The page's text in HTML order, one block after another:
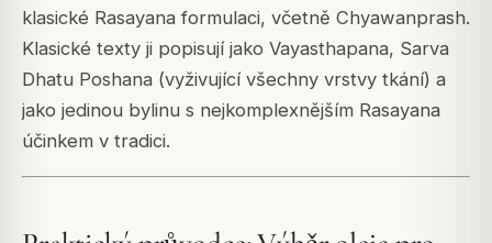
klasické Rasayana formulaci, včetně Chyawanprash.
Klasické texty ji popisují jako Vayasthapana, Sarva
Dhatu Poshana (vyživující všechny vrstvy tkání) a
jako jedinou bylinu s nejkomplexnějším Rasayana
účinkem v tradici.